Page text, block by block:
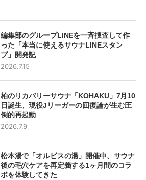
編集部のグループLINEを一斉捜査して作
った「本当に使えるサウナLINEスタン
プ」開発記
2026.7.15
柏のリカバリーサウナ「KOHAKU」7月10
日誕生、現役Jリーガーの回復論が生む圧
倒的再起動
2026.7.9
松本湯で「オルビスの湯」開催中、サウナ
後の毛穴ケアを再定義する1ヶ月間のコラ
ボを体験してきた